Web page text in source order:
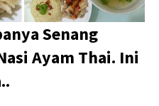
Senang
Ayam Thai. Ini